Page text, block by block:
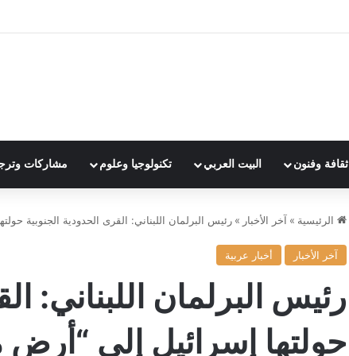
ثقافة وفنون البيت العربي تكنولوجيا وعلوم مشاركات
الرئيسية » آخر الأخبار » رئيس البرلمان اللبناني: القرى الحدودية الجنوبية
آخر الأخبار أخبار عربية
رئيس البرلمان اللبناني:
حولتها إسرائيل إلى